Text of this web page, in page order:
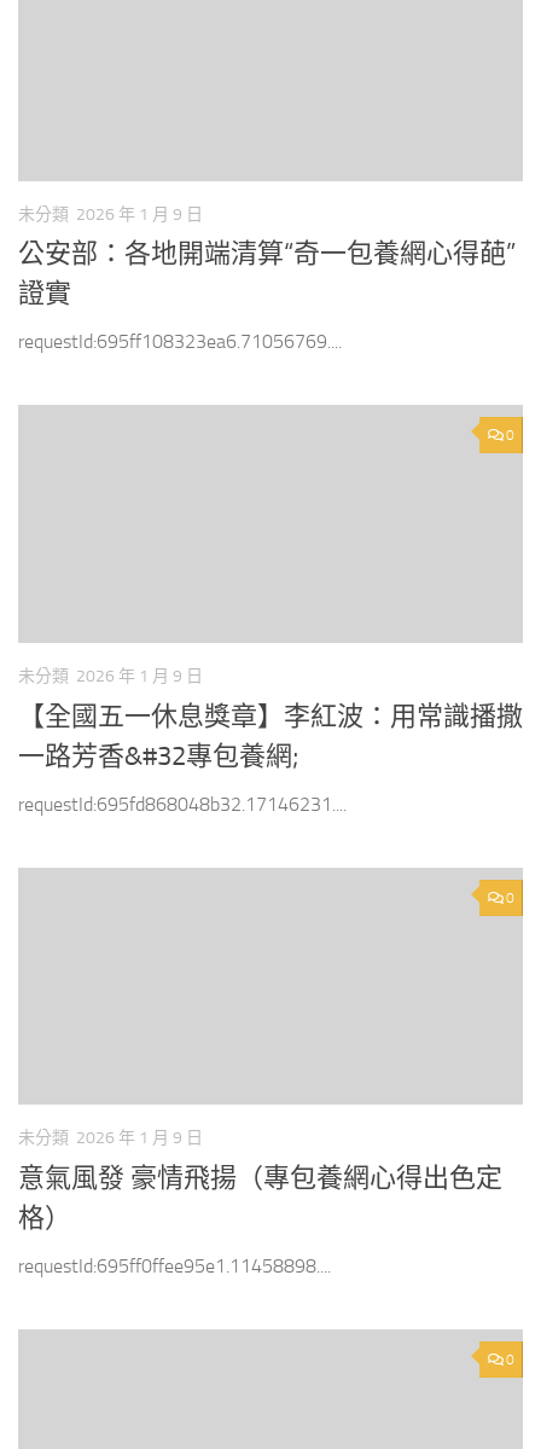
未分類 2026 年 1 月 9 日
公安部：各地開端清算“奇一包養網心得葩”
證實
requestId:695ff108323ea6.71056769....
0
未分類 2026 年 1 月 9 日
【全國五一休息獎章】李紅波：用常識播撒
一路芳香&#32專包養網;
requestId:695fd868048b32.17146231....
0
未分類 2026 年 1 月 9 日
意氣風發 豪情飛揚（專包養網心得出色定
格）
requestId:695ff0ffee95e1.11458898....
0